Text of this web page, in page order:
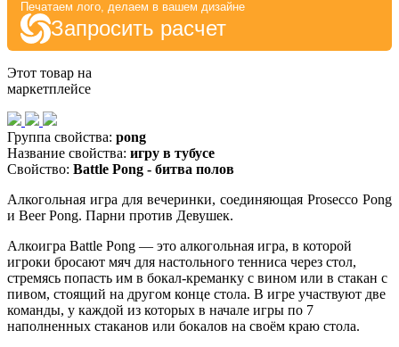
Печатаем лого, делаем в вашем дизайне
Запросить расчет
Этот товар на
маркетплейсе
Группа свойства: pong
Название свойства: игру в тубусе
Свойство: Battle Pong - битва полов
Алкогольная игра для вечеринки, соединяющая Prosecco Pong
и Beer Pong. Парни против Девушек.
Алкоигра Battle Pong — это алкогольная игра, в которой
игроки бросают мяч для настольного тенниса через стол,
стремясь попасть им в бокал-креманку с вином или в стакан с
пивом, стоящий на другом конце стола. В игре участвуют две
команды, у каждой из которых в начале игры по 7
наполненных стаканов или бокалов на своём краю стола.